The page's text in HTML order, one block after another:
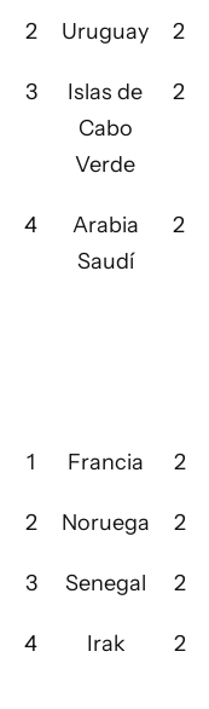
2 Uruguay 2
3
Islas de
Cabo
Verde
2
4
Arabia
Saudí
2
1 Francia 2
2 Noruega 2
3 Senegal 2
4 Irak 2